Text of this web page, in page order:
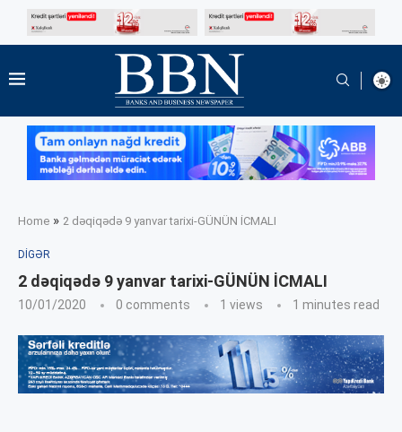
Home » 2 dəqiqədə 9 yanvar tarixi-GÜNÜN İCMALI
DIGƏR
2 dəqiqədə 9 yanvar tarixi-GÜNÜN İCMALI
10/01/2020 0 comments 1 views 1 minutes read